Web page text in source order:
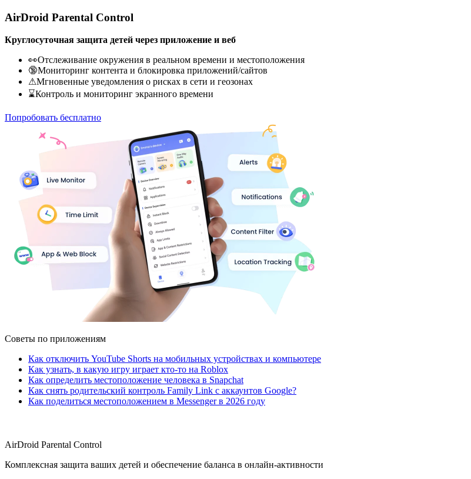
AirDroid Parental Control
Круглосуточная защита детей через приложение и веб
👀Отслеживание окружения в реальном времени и местоположения
🔞Мониторинг контента и блокировка приложений/сайтов
⚠Мгновенные уведомления о рисках в сети и геозонах
⌛Контроль и мониторинг экранного времени
Попробовать бесплатно
Советы по приложениям
Как отключить YouTube Shorts на мобильных устройствах и компьютере
Как узнать, в какую игру играет кто-то на Roblox
Как определить местоположение человека в Snapchat
Как снять родительский контроль Family Link с аккаунтов Google?
Как поделиться местоположением в Messenger в 2026 году
AirDroid Parental Control
Комплексная защита ваших детей и обеспечение баланса в онлайн-активности